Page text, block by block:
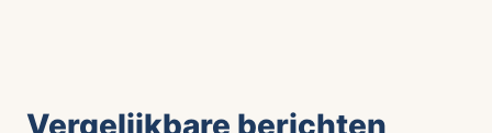
Vergelijkbare berichten